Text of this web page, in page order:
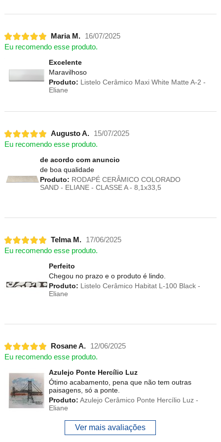
Maria M.
16/07/2025
Eu recomendo esse produto.
Excelente
Maravilhoso
Produto: Listelo Cerâmico Maxi White Matte A-2 -
Eliane
Augusto A.
15/07/2025
Eu recomendo esse produto.
de acordo com anuncio
de boa qualidade
Produto: RODAPÉ CERÂMICO COLORADO
SAND - ELIANE - CLASSE A - 8,1x33,5
Telma M.
17/06/2025
Eu recomendo esse produto.
Perfeito
Chegou no prazo e o produto é lindo.
Produto: Listelo Cerâmico Habitat L-100 Black -
Eliane
Rosane A.
12/06/2025
Eu recomendo esse produto.
Azulejo Ponte Hercílio Luz
Ótimo acabamento, pena que não tem outras
paisagens, só a ponte.
Produto: Azulejo Cerâmico Ponte Hercílio Luz -
Eliane
Ver mais avaliações